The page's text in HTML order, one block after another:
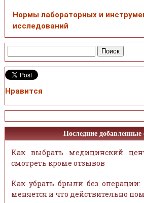
Нормы лабораторных и
исследований
Нравится
Последние добавленные
Как выбрать медицинский
смотреть кроме отзывов
Как убрать брыли без
меняется и что действительно